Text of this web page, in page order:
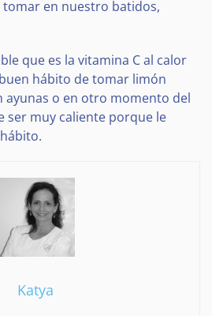
en nuestro batidos,
que es la vitamina C al calor
hábito de tomar limón
ayunas o en otro momento del
ser muy caliente porque le
Katya